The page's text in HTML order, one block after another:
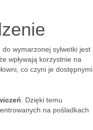
wymarzonej sylwetki jest
wpływają korzystnie na
co czyni je dostępnymi
. Dzięki temu
na pośladkach